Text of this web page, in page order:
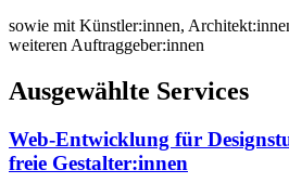
sowie mit Künstler:innen,
weiteren Auftraggeber:innen
Ausgewählte Services
Web-Entwicklung für
freie Gestalter:innen